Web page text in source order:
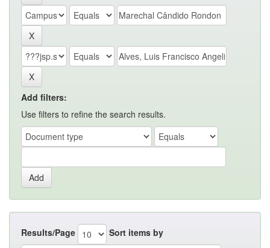
Add filters:
Use filters to refine the search results.
Results/Page Sort items by